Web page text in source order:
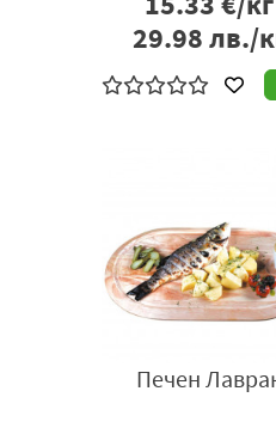
29.98лв./
Печен